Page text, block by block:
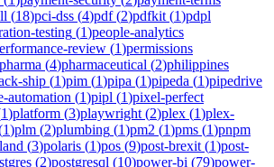
(18)pci-dss (4)pdf(2)pdfkit (1)pdpl
testing (1)people-analytics
review (1)permissions
pharma (4)pharmaceutical (2)philippines
ship (1)pim (1)pipa (1)pipeda (1)pipedrive
automation (1)pipl (1)pixel-perfect
1)platform (3)playwright (2)plex (1)plex-
1)plm (2)plumbing (1)pm2 (1)pms (1)pnpm
(3)polaris (1)pos (9)post-brexit (1)post-
(2)postgresql (10)power-bi (79)power-